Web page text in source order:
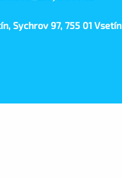
Sychrov 97, 755 01 Vsetín